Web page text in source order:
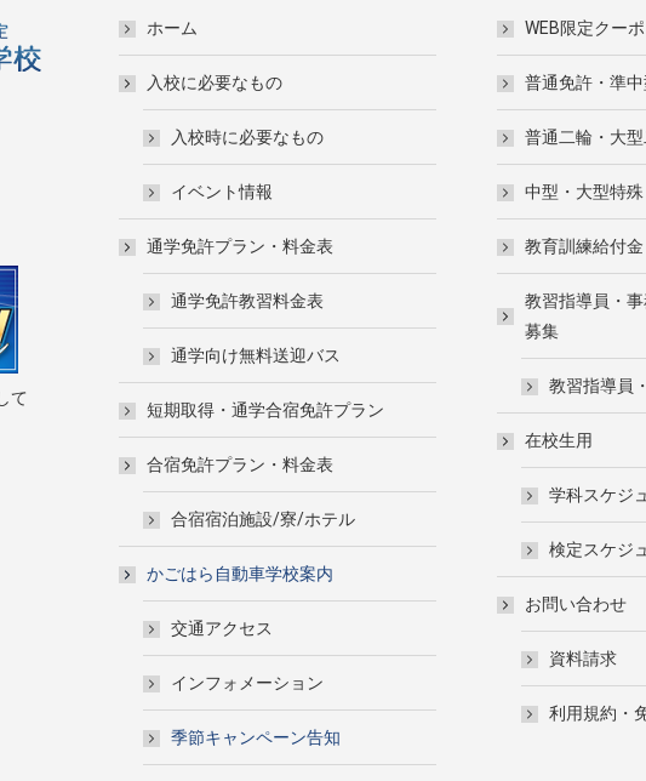
て
ホーム
入校に必要なもの
入校時に必要なもの
イベント情報
通学免許プラン・料金表
通学免許教習料金表
通学向け無料送迎バス
短期取得・通学合宿免許プラン
合宿免許プラン・料金表
合宿宿泊施設/寮/ホテル
かごはら自動車学校案内
交通アクセス
インフォメーション
季節キャンペーン告知
WEB限定クー
普通免許・準
普通二輪・大
中型・大型特殊
教育訓練給付金
教習指導員・
募集
教習指導員
在校生用
学科スケジ
検定スケジ
お問い合わせ
資料請求
利用規約・